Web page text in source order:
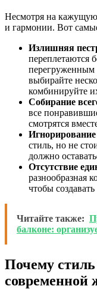
Несмотря на
и гармонии. Вот
Излишняя
переплетаются
перегруженным
выбирайте
комбинируйте
Собирание
все
смотрятся
стиль, но не
должно
Отсутствие
разнообразная
чтобы
Читайте также:
балконе:
Почему
современной